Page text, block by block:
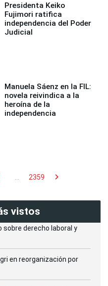
Presidenta Keiko
Fujimori ratifica
independencia del Poder
Judicial
Manuela Sáenz en la FIL:
novela reivindica a la
heroína de la
independencia
... 2359 chevron_right
vistos
sobre derecho laboral y
en reorganización por